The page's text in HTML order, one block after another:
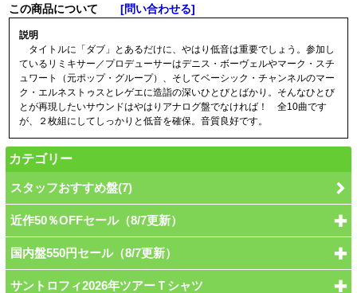
この商品について [問い合わせる]
説明
タイトルに「ダブ」とあるだけに、やはり低音は重要でしょう。参加し
ているリミキサー／プロデューサーはデニス・ボーヴェルやマーク・スチ
ュワート（元ポップ・グループ）、そしてベーシック・チャンネルのマー
ク・エルネストゥスとレゲエに造詣の深いひとびとばかり。そんなひとび
とが再現したいサウンドはやはりアナログ盤でなければ！ 全10曲です
が、２枚組にしてしっかりと低音を確保。音質良好です。
カテゴリー
スタッフおすすめ盤(7)
近作50％OFFセール（8/7更新）
国内盤550円セール（8/7更新）
サントロフィ2026年ツアーＴシャツ